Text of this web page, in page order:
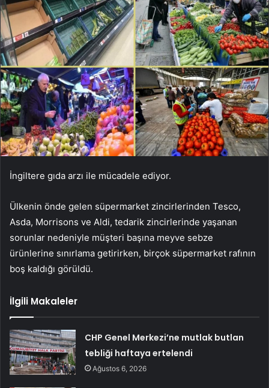
İngiltere gıda arzı ile mücadele ediyor.
Ülkenin önde gelen süpermarket zincirlerinden Tesco,
Asda, Morrisons ve Aldi, tedarik zincirlerinde yaşanan
sorunlar nedeniyle müşteri başına meyve sebze
ürünlerine sınırlama getirirken, birçok süpermarket rafının
boş kaldığı görüldü.
İlgili Makaleler
CHP Genel Merkezi’ne mutlak butlan
tebliği haftaya ertelendi
Ağustos 6, 2026